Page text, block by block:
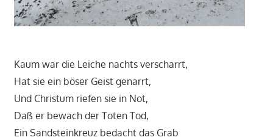
Kaum war die Leiche nachts verscharrt,
Hat sie ein böser Geist genarrt,
Und Christum riefen sie in Not,
Daß er bewach der Toten Tod,
Ein Sandsteinkreuz bedacht das Grab